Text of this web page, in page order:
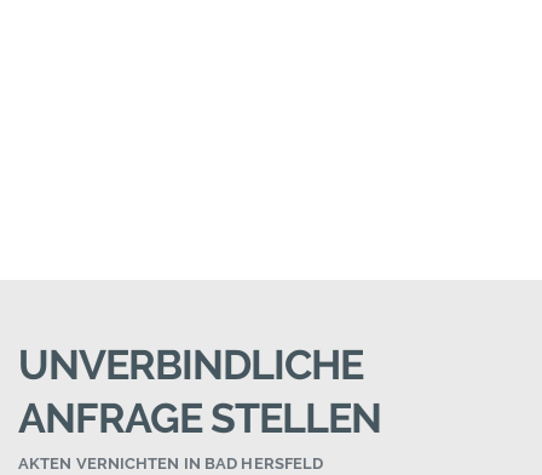
UNVERBINDLICHE
ANFRAGE STELLEN
AKTEN VERNICHTEN IN BAD HERSFELD